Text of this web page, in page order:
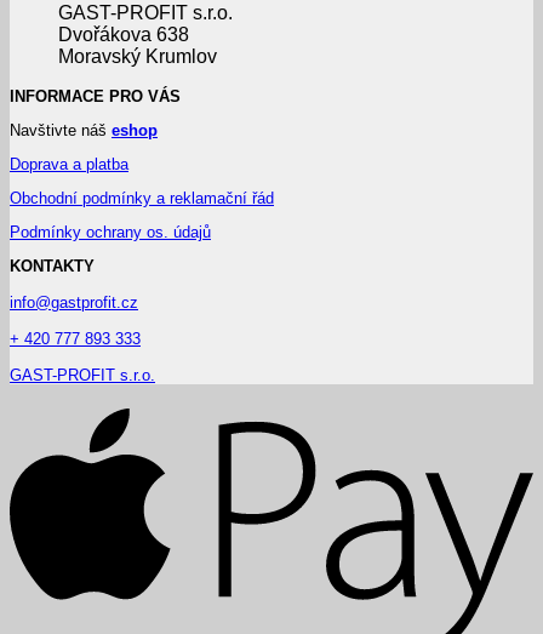
GAST-PROFIT s.r.o.
Dvořákova 638
Moravský Krumlov
INFORMACE PRO VÁS
Navštivte náš eshop
Doprava a platba
Obchodní podmínky a reklamační řád
Podmínky ochrany os. údajů
KONTAKTY
info@gastprofit.cz
+ 420 777 893 333
GAST-PROFIT s.r.o.